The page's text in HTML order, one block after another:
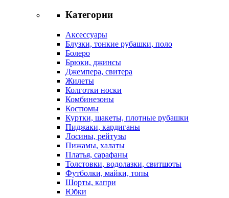
Категории
Аксессуары
Блузки, тонкие рубашки, поло
Болеро
Брюки, джинсы
Джемпера, свитера
Жилеты
Колготки носки
Комбинезоны
Костюмы
Куртки, шакеты, плотные рубашки
Пиджаки, кардиганы
Лосины, рейтузы
Пижамы, халаты
Платья, сарафаны
Толстовки, водолазки, свитшоты
Футболки, майки, топы
Шорты, капри
Юбки